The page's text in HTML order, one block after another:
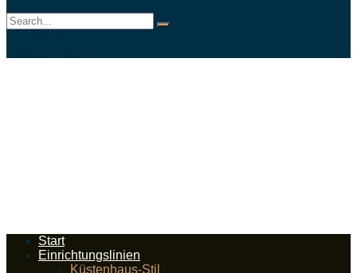
Start
Einrichtungslinien
Küstenhaus-Stil